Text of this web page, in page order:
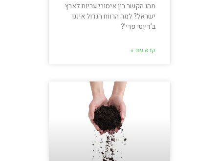
מהו הקשר בין איסורי עריות לארץ
ישראל? למה הרווח הגדול איננו
ב’דיוטי פרי’?
קרא עוד »